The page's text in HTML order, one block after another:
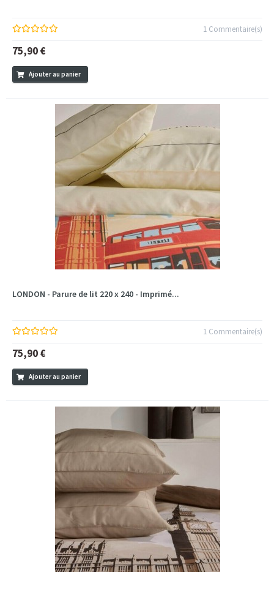
1 Commentaire(s)
75,90 €
Ajouter au panier
LONDON - Parure de lit 220 x 240 - Imprimé...
1 Commentaire(s)
75,90 €
Ajouter au panier